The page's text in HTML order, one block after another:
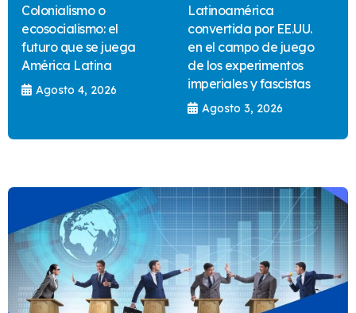
Colonialismo o
ecosocialismo: el
futuro que se juega
América Latina
Agosto 4, 2026
Latinoamérica
convertida por EE.UU.
en el campo de juego
de los experimentos
imperiales y fascistas
Agosto 3, 2026